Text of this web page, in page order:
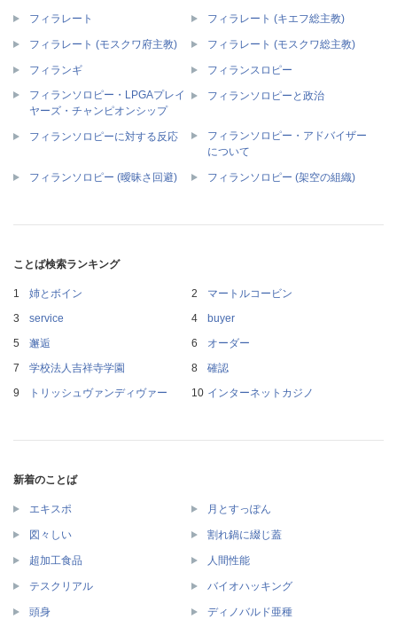
フィラレート フィラレート (キエフ総主教)
フィラレート (モスクワ府主教) フィラレート (モスクワ総主教)
フィランギ
フィランスロピー
フィランソロピー・LPGAプレイ
ヤーズ・チャンピオンシップ
フィランソロピーと政治
フィランソロピーに対する反応
フィランソロピー・アドバイザー
について
フィランソロピー (曖昧さ回避) フィランソロピー (架空の組織)
ことば検索ランキング
姉とボイン
マートルコービン
service
buyer
邂逅
オーダー
学校法人吉祥寺学園
確認
トリッシュヴァンディヴァー
インターネットカジノ
新着のことば
エキスポ 月とすっぽん
図々しい 割れ鍋に綴じ蓋
超加工食品 人間性能
テスクリアル バイオハッキング
頭身 ディノバルド亜種